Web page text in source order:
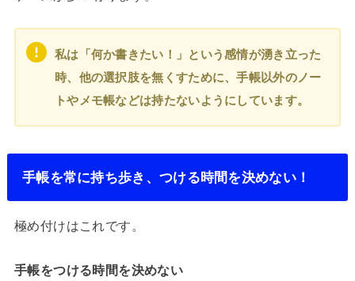
私は「何か書きたい！」という感情が湧き立った
時、他の選択肢を無くすために、手帳以外のノー
トやメモ帳などは持たないようにしています。
手帳を常に持ち歩き、つける時間を決めない！
極め付けはこれです。
手帳をつける時間を決めない